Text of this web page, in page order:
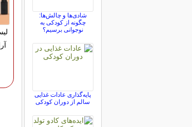
شادی‌ها و چالش‌ها:
چگونه از کودکی به
نوجوانی برسیم؟
پایه‌گذاری عادات غذایی
سالم از دوران کودکی